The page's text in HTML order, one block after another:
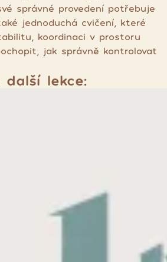
správné provedení potřebuje
jednoduchá cvičení, které
koordinaci v prostoru
jak správně kontrolovat
další lekce: